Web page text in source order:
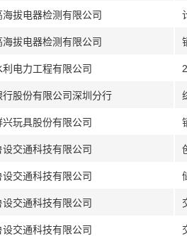
拔电器检测有限公司
拔电器检测有限公司
电力工程有限公司
行股份有限公司深圳分行
玩具股份有限公司
交通科技有限公司
交通科技有限公司
交通科技有限公司
交通科技有限公司